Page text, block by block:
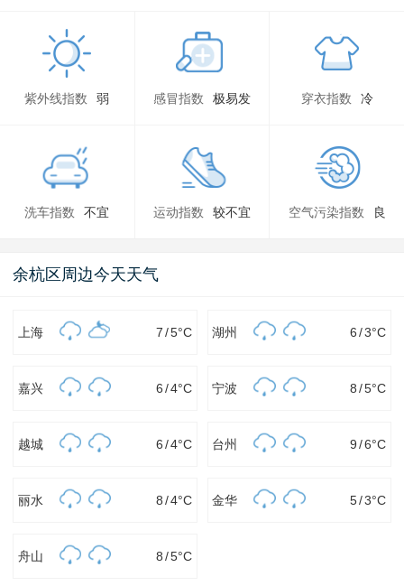
紫外线指数 弱 感冒指数 极易发 穿衣指数 冷
洗车指数 不宜 运动指数 较不宜 空气污染指数 良
余杭区周边今天天气
上海 7/5°C 湖州 6 /3°C
嘉兴 6/4°C 宁波 8 /5°C
越城 6/4°C 台州 9 /6°C
丽水 8/4°C 金华 5/3°C
舟山 8/5°C